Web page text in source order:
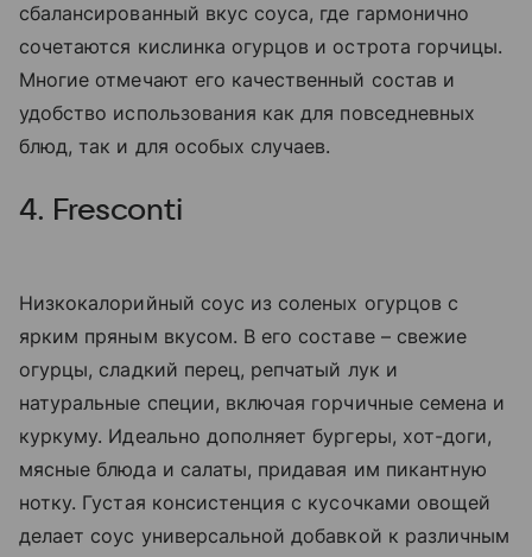
сбалансированный вкус соуса, где гармонично
сочетаются кислинка огурцов и острота горчицы.
Многие отмечают его качественный состав и
удобство использования как для повседневных
блюд, так и для особых случаев.
4. Fresconti
Низкокалорийный соус из соленых огурцов с
ярким пряным вкусом. В его составе – свежие
огурцы, сладкий перец, репчатый лук и
натуральные специи, включая горчичные семена и
куркуму. Идеально дополняет бургеры, хот-доги,
мясные блюда и салаты, придавая им пикантную
нотку. Густая консистенция с кусочками овощей
делает соус универсальной добавкой к различным